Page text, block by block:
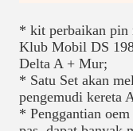
* kit perbaikan pin
Klub Mobil DS
Delta A + Mur;
* Satu Set akan
pengemudi kereta
* Penggantian